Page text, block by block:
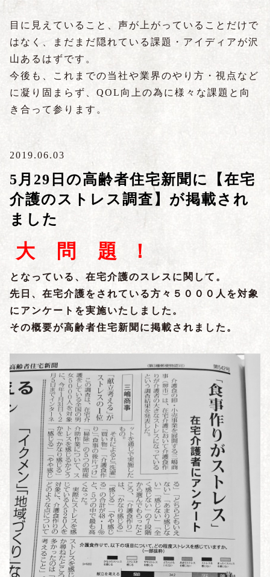
目に見えていること、声が上がっていることだけで
はなく、まだまだ隠れている課題・アイディアが沢
山あるはずです。
今後も、これまでの当社や業界のやり方・視点など
に凝り固まらず、QOL向上の為に様々な課題と向
き合って参ります。
2019.06.03
5月29日の高齢者住宅新聞に【在宅
介護のストレス調査】が掲載され
ました
大 問 題 ！
となっている、在宅介護のスレスに関して。
先日、在宅介護をされている方々５０００人を対象
にアンケートを実施いたしました。
その概要が高齢者住宅新聞に掲載されました。